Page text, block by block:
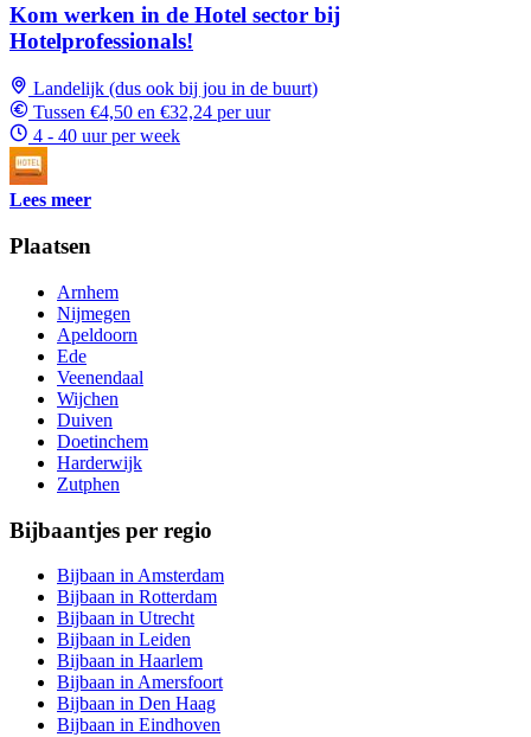
Kom werken in de Hotel sector bij
Hotelprofessionals!
Landelijk (dus ook bij jou in de buurt)
Tussen €4,50 en €32,24 per uur
4 - 40 uur per week
Lees meer
Plaatsen
Arnhem
Nijmegen
Apeldoorn
Ede
Veenendaal
Wijchen
Duiven
Doetinchem
Harderwijk
Zutphen
Bijbaantjes per regio
Bijbaan in Amsterdam
Bijbaan in Rotterdam
Bijbaan in Utrecht
Bijbaan in Leiden
Bijbaan in Haarlem
Bijbaan in Amersfoort
Bijbaan in Den Haag
Bijbaan in Eindhoven